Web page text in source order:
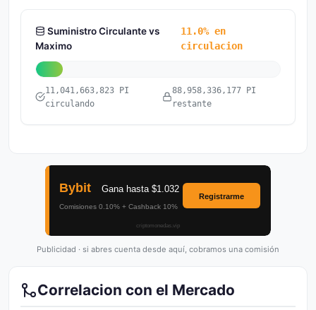
Suministro Circulante vs
Maximo
11.0% en
circulacion
11,041,663,823 PI
circulando
88,958,336,177 PI
restante
Publicidad · si abres cuenta desde aquí, cobramos una comisión
Correlacion con el Mercado